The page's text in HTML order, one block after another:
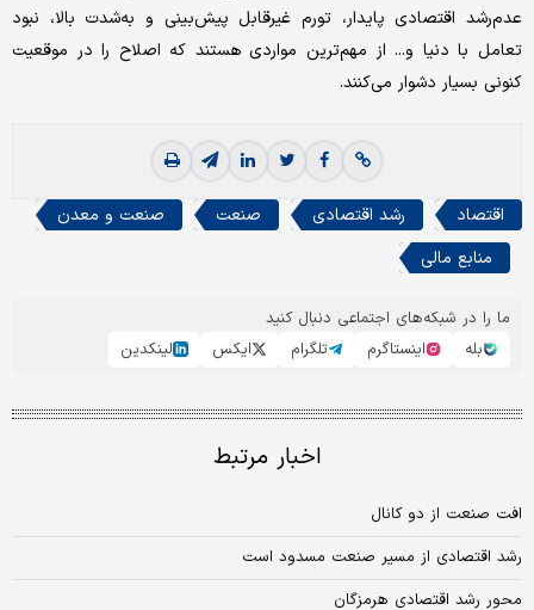
عدم‌رشد اقتصادی پایدار، تورم غیرقابل پیش‌بینی و به‌شدت بالا، نبود
تعامل با دنیا و... از مهم‌ترین مواردی هستند که اصلاح را در موقعیت
کنونی بسیار دشوار می‌کنند.
اقتصاد رشد اقتصادی صنعت
صنعت و معدن
منابع مالی
ما را در شبکه‌های اجتماعی دنبال کنید
بله
اینستاگرم تلگرام ایکس لینکدین
اخبار مرتبط
افت صنعت از دو کانال
رشد اقتصادی از مسیر صنعت مسدود است
محور رشد اقتصادی هرمزگان